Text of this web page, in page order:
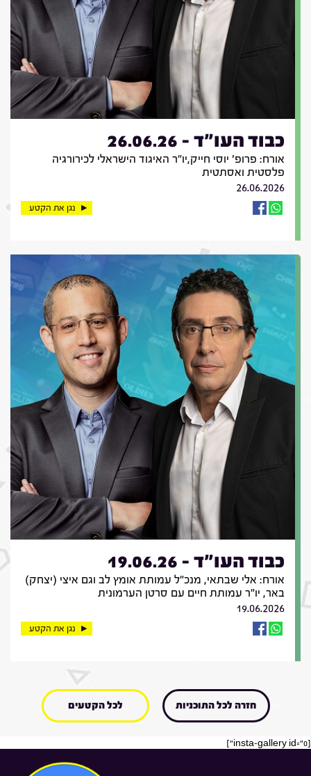
כבוד העו"ד - 26.06.26
אורח: פרופ' יוסי חייק,יו"ר האיגוד הישראלי לכירורגיה
פלסטית ואסתטית
26.06.2026
נגן את הקטע
כבוד העו"ד - 19.06.26
אורח: אלי שבתאי, מנכ"ל עמותת אומץ לב וגם איצי (יצחק)
באר, יו"ר עמותת חיים עם סרטן הערמונית
19.06.2026
נגן את הקטע
חזרה לכל התוכניות לכל הקטעים
[insta-gallery id="0"]